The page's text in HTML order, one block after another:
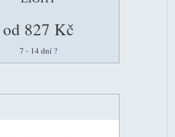
od 827 Kč
7 - 14 dní ?